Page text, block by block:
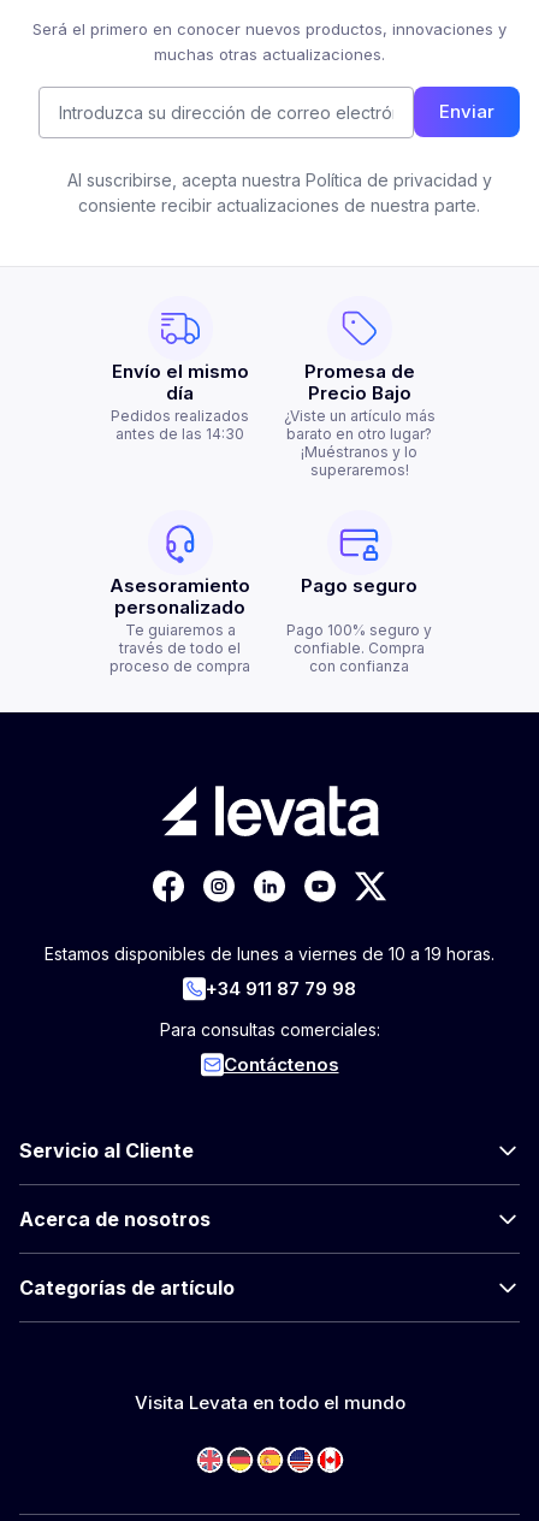
Será el primero en conocer nuevos productos, innovaciones y
muchas otras actualizaciones.
Enviar
Al suscribirse, acepta nuestra Política de privacidad y
consiente recibir actualizaciones de nuestra parte.
Envío el mismo
día
Pedidos realizados
antes de las 14:30
Promesa de
Precio Bajo
¿Viste un artículo más
barato en otro lugar?
¡Muéstranos y lo
superaremos!
Asesoramiento
personalizado
Te guiaremos a
través de todo el
proceso de compra
Pago seguro
Pago 100% seguro y
confiable. Compra
con confianza
Estamos disponibles de lunes a viernes de 10 a 19 horas.
+34 911 87 79 98
Para consultas comerciales:
Contáctenos
Servicio al Cliente
Acerca de nosotros
Categorías de artículo
Visita Levata en todo el mundo